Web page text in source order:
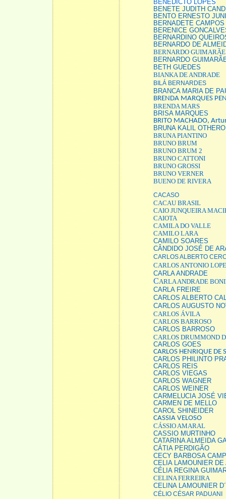
BENEDICTO LOPES
BENETE JUDITH
BENTO ERNESTO
BERNADETE CAMPOS
BERENICE
BERNARDINO
BERNARDO DE
BERNARDO
BERNARDO
BETH GUEDES
BIANKA DE ANDRADE
BILÁ BERNARDES
BRANCA MARIA DE
BRENDA MARQUES
BRENDA MARS
BRISA MARQUES
BRITO MACHADO,
BRUNA KALIL OTHERO
BRUNA PIANTINO
BRUNO BRUM
BRUNO BRUM 2
BRUNO CATTONI
BRUNO GROSSI
BRUNO VERNER
BUENO DE RIVERA
CACASO
CACAU BRASIL
CAIO JUNQUEIRA
CAIOTA
CAMILA DO VALLE
CAMILO LARA
CAMILO SOARES
CÂNDIDO JOSÉ DE
CARLOS ALBERTO
CARLOS ANTONIO
CARLA ANDRADE
CARLA ANDRADE
CARLA FREIRE
CARLOS ALBERTO
CARLOS AUGUSTO
CARLOS ÁVILA
CARLOS BARROSO
CARLOS BARROSO
CARLOS DRUMMOND
CARLOS GOES
CARLOS HENRIQUE DE
CARLOS PHILINTO
CARLOS REIS
CARLOS VIEGAS
CARLOS WAGNER
CARLOS WEINER
CARMELUCIA JOSÉ
CARMEN DE MELLO
CAROL SHINEIDER
CASSIA VELOSO
CÁSSIO AMARAL
CASSIO MURTINHO
CATARINA ALMEIDA
CÁTIA PERDIGÃO
CECY BARBOSA
CELIA LAMOUNIER DE
CÉLIA REGINA
CELINA FERREIRA
CELINA LAMOUNIER
CÉLIO CÉSAR PADUANI